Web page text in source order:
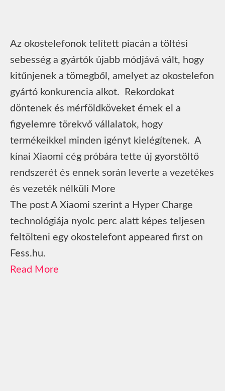
Az okostelefonok telített piacán a töltési
sebesség a gyártók újabb módjává vált, hogy
kitűnjenek a tömegből, amelyet az okostelefon
gyártó konkurencia alkot. Rekordokat
döntenek és mérföldköveket érnek el a
figyelemre törekvő vállalatok, hogy
termékeikkel minden igényt kielégítenek. A
kínai Xiaomi cég próbára tette új gyorstöltő
rendszerét és ennek során leverte a vezetékes
és vezeték nélküli More
The post A Xiaomi szerint a Hyper Charge
technológiája nyolc perc alatt képes teljesen
feltölteni egy okostelefont appeared first on
Fess.hu.
Read More